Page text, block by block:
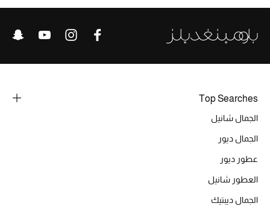
حقائب وأحذية متطابقة
جميع الملابس النسائية
جميع الأحذية النسائية
جميع الحقائب النسائية
جميع الإكسسورات النسائية
Top Searches
الجمال شانيل
الجمال ديور
عطور ديور
العطور شانيل
الجمال ديبتيك